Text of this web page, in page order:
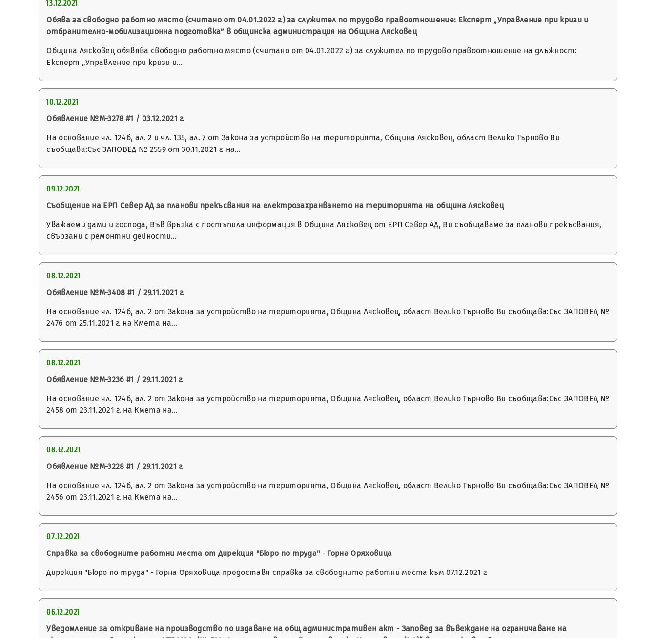
13.12.2021
Обява за свободно работно място (считано от 04.01.2022 г.) за служител по трудово правоотношение: Експерт „Управление при кризи и
отбранително-мобилизационна подготовка” в общинска администрация на Община Лясковец
Община Лясковец обявява свободно работно място (считано от 04.01.2022 г.) за служител по трудово правоотношение на длъжност:
Експерт „Управление при кризи и…
10.12.2021
Обявление №М-3278 #1 / 03.12.2021 г.
На основание чл. 124б, ал. 2 и чл. 135, ал. 7 от Закона за устройство на територията, Община Лясковец, област Велико Търново Ви
съобщава:Със ЗАПОВЕД № 2559 от 30.11.2021 г. на…
09.12.2021
Съобщение на ЕРП Север АД за планови прекъсвания на електрозахранването на територията на община Лясковец
Уважаеми дами и господа, Във връзка с постъпила информация в Община Лясковец от ЕРП Север АД, Ви съобщаваме за планови прекъсвания,
свързани с ремонтни дейности…
08.12.2021
Обявление №М-3408 #1 / 29.11.2021 г.
На основание чл. 124б, ал. 2 от Закона за устройство на територията, Община Лясковец, област Велико Търново Ви съобщава:Със ЗАПОВЕД №
2476 от 25.11.2021 г. на Кмета на…
08.12.2021
Обявление №М-3236 #1 / 29.11.2021 г.
На основание чл. 124б, ал. 2 от Закона за устройство на територията, Община Лясковец, област Велико Търново Ви съобщава:Със ЗАПОВЕД №
2458 от 23.11.2021 г. на Кмета на…
08.12.2021
Обявление №М-3228 #1 / 29.11.2021 г.
На основание чл. 124б, ал. 2 от Закона за устройство на територията, Община Лясковец, област Велико Търново Ви съобщава:Със ЗАПОВЕД №
2456 от 23.11.2021 г. на Кмета на…
07.12.2021
Справка за свободните работни места от Дирекция "Бюро по труда" - Горна Оряховица
Дирекция "Бюро по труда" - Горна Оряховица предоставя справка за свободните работни места към 07.12.2021 г.
06.12.2021
Уведомление за откриване на производство по издаване на общ административен акт - Заповед за въвеждане на ограничаване на